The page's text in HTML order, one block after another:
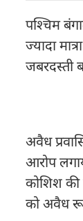
पश्चिम
ज्यादा
जबरदस्ती
अवैध
आरोप
कोशिश की
को अवैध